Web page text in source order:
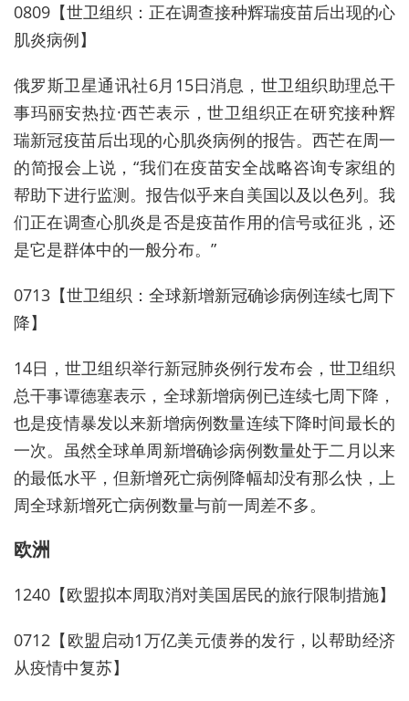
0809【世卫组织：正在调查接种辉瑞疫苗后出现的心
肌炎病例】
俄罗斯卫星通讯社6月15日消息，世卫组织助理总干
事玛丽安热拉·西芒表示，世卫组织正在研究接种辉
瑞新冠疫苗后出现的心肌炎病例的报告。西芒在周一
的简报会上说，“我们在疫苗安全战略咨询专家组的
帮助下进行监测。报告似乎来自美国以及以色列。我
们正在调查心肌炎是否是疫苗作用的信号或征兆，还
是它是群体中的一般分布。”
0713【世卫组织：全球新增新冠确诊病例连续七周下
降】
14日，世卫组织举行新冠肺炎例行发布会，世卫组织
总干事谭德塞表示，全球新增病例已连续七周下降，
也是疫情暴发以来新增病例数量连续下降时间最长的
一次。虽然全球单周新增确诊病例数量处于二月以来
的最低水平，但新增死亡病例降幅却没有那么快，上
周全球新增死亡病例数量与前一周差不多。
欧洲
1240【欧盟拟本周取消对美国居民的旅行限制措施】
0712【欧盟启动1万亿美元债券的发行，以帮助经济
从疫情中复苏】